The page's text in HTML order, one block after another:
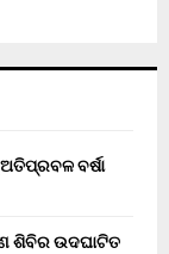
ବର୍ଷା
ଶିବିର ଉଦଘାଟିତ